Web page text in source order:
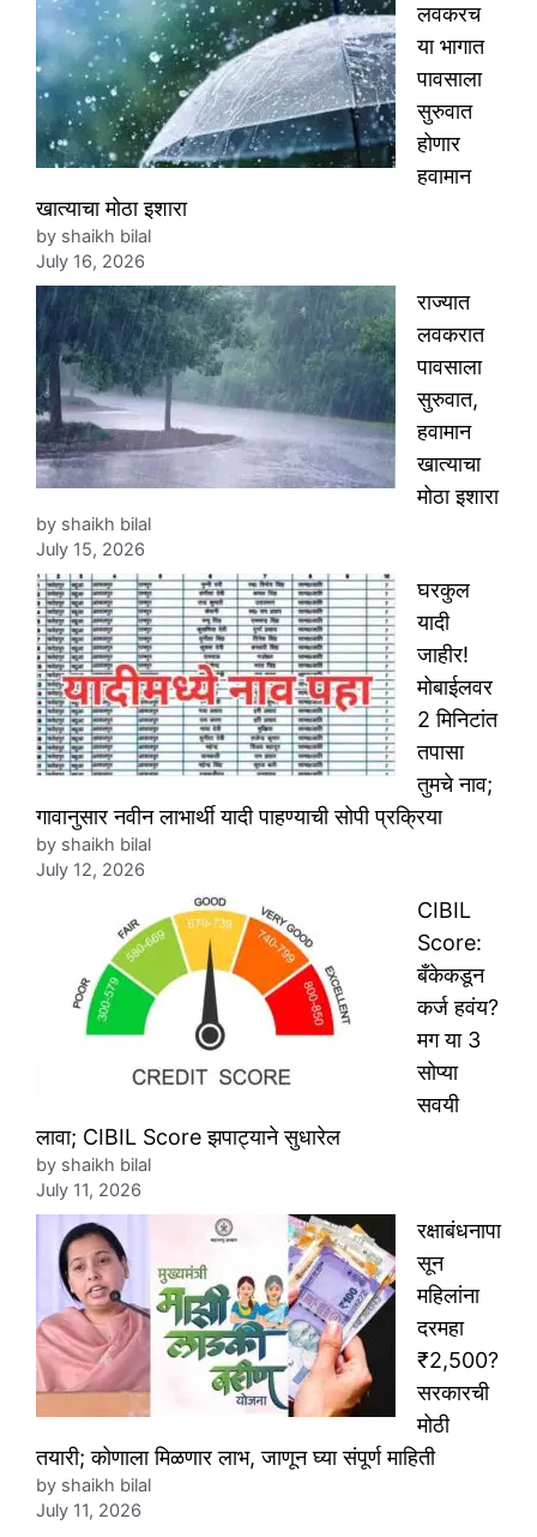
लवकरच
या भागात
पावसाला
सुरुवात
होणार
हवामान
खात्याचा मोठा इशारा
by shaikh bilal
July 16, 2026
राज्यात
लवकरात
पावसाला
सुरुवात,
हवामान
खात्याचा
मोठा इशारा
by shaikh bilal
July 15, 2026
घरकुल
यादी
जाहीर!
मोबाईलवर
2 मिनिटांत
तपासा
तुमचे नाव;
गावानुसार नवीन लाभार्थी यादी पाहण्याची सोपी प्रक्रिया
by shaikh bilal
July 12, 2026
CIBIL
Score:
बँकेकडून
कर्ज हवंय?
मग या 3
सोप्या
सवयी
लावा; CIBIL Score झपाट्याने सुधारेल
by shaikh bilal
July 11, 2026
रक्षाबंधनापा
सून
महिलांना
दरमहा
₹2,500?
सरकारची
मोठी
तयारी; कोणाला मिळणार लाभ, जाणून घ्या संपूर्ण माहिती
by shaikh bilal
July 11, 2026